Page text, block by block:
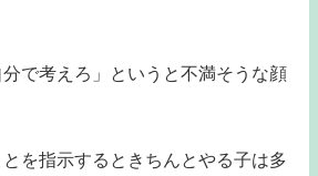
で考えろ」というと不満そうな顔
を指示するときちんとやる子は多